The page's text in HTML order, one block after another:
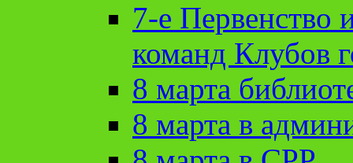
7-е Первенство
команд Клубов
8 марта
8 марта в